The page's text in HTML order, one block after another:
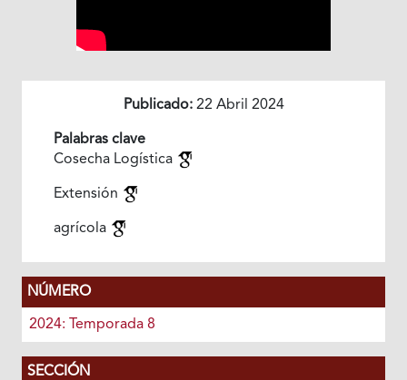
Publicado:22 Abril 2024
Palabras clave
Cosecha Logística
Extensión
agrícola
NÚMERO
2024: Temporada 8
SECCIÓN